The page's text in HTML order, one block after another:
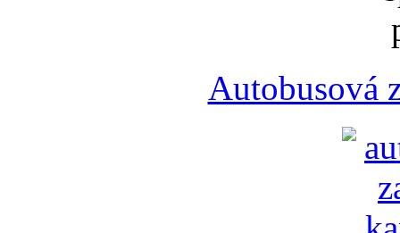
Autobusová